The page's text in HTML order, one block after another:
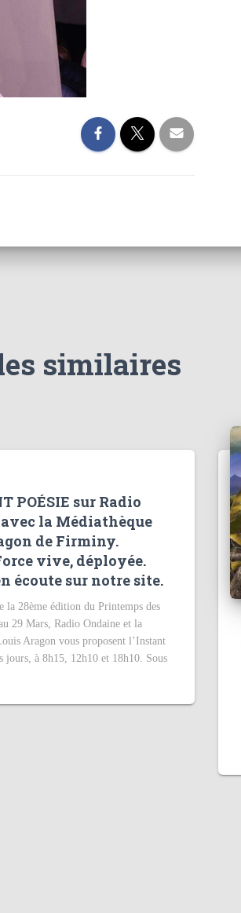
similaires
POÉSIE sur Radio
la Médiathèque
de Firminy.
vive, déployée.
écoute sur notre site.
la 28ème édition du Printemps des
29 Mars, Radio Ondaine et la
Aragon vous proposent l’Instant
jours, à 8h15, 12h10 et 18h10. Sous